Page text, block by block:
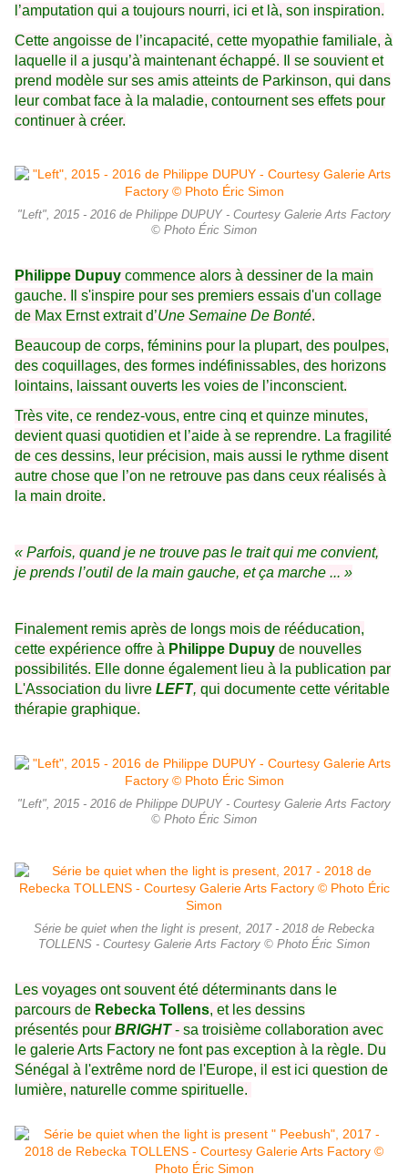
l’amputation qui a toujours nourri, ici et là, son inspiration.
Cette angoisse de l’incapacité, cette myopathie familiale, à
laquelle il a jusqu’à maintenant échappé. Il se souvient et
prend modèle sur ses amis atteints de Parkinson, qui dans
leur combat face à la maladie, contournent ses effets pour
continuer à créer.
"Left", 2015 - 2016 de Philippe DUPUY - Courtesy Galerie Arts Factory
© Photo Éric Simon
Philippe Dupuy commence alors à dessiner de la main
gauche. Il s'inspire pour ses premiers essais d'un collage
de Max Ernst extrait d’Une Semaine De Bonté.
Beaucoup de corps, féminins pour la plupart, des poulpes,
des coquillages, des formes indéfinissables, des horizons
lointains, laissant ouverts les voies de l’inconscient.
Très vite, ce rendez-vous, entre cinq et quinze minutes,
devient quasi quotidien et l’aide à se reprendre. La fragilité
de ces dessins, leur précision, mais aussi le rythme disent
autre chose que l’on ne retrouve pas dans ceux réalisés à
la main droite.
« Parfois, quand je ne trouve pas le trait qui me convient,
je prends l’outil de la main gauche, et ça marche ... »
Finalement remis après de longs mois de rééducation,
cette expérience offre à Philippe Dupuy de nouvelles
possibilités. Elle donne également lieu à la publication par
L'Association du livre LEFT, qui documente cette véritable
thérapie graphique.
"Left", 2015 - 2016 de Philippe DUPUY - Courtesy Galerie Arts Factory
© Photo Éric Simon
Série be quiet when the light is present, 2017 - 2018 de Rebecka
TOLLENS - Courtesy Galerie Arts Factory © Photo Éric Simon
Les voyages ont souvent été déterminants dans le
parcours de Rebecka Tollens, et les dessins
présentés pour BRIGHT- sa troisième collaboration avec
le galerie Arts Factory ne font pas exception à la règle. Du
Sénégal à l'extrême nord de l'Europe, il est ici question de
lumière, naturelle comme spirituelle.